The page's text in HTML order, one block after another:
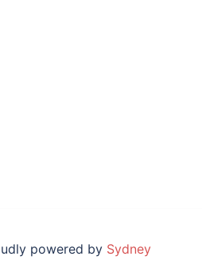
powered by Sydney